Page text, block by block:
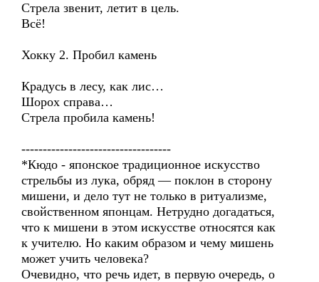
Стрела звенит, летит в цель.
Всё!
Хокку 2. Пробил камень
Крадусь в лесу, как лис…
Шорох справа…
Стрела пробила камень!
-----------------------------------
*Кюдо - японское традиционное искусство
стрельбы из лука, обряд — поклон в сторону
мишени, и дело тут не только в ритуализме,
свойственном японцам. Нетрудно догадаться,
что к мишени в этом искусстве относятся как
к учителю. Но каким образом и чему мишень
может учить человека?
Очевидно, что речь идет, в первую очередь, о